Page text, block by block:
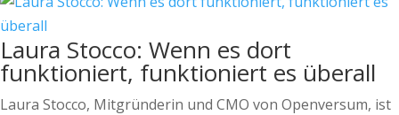
Laura Stocco: Wenn es dort
funktioniert, funktioniert es überall
Laura Stocco, Mitgründerin und CMO von Openversum, ist